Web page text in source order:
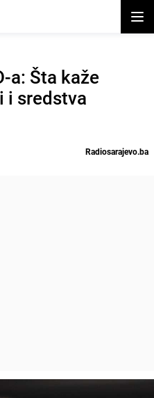
a: Šta kaže
i sredstva
Radiosarajevo.ba